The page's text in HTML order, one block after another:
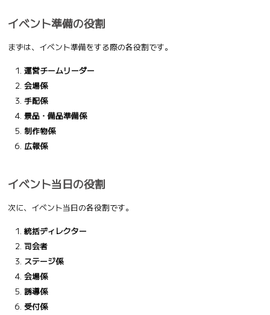
イベント準備の役割
まずは、イベント準備をする際の各役割です。
運営チームリーダー
会場係
手配係
景品・備品準備係
制作物係
広報係
イベント当日の役割
次に、イベント当日の各役割です。
統括ディレクター
司会者
ステージ係
会場係
誘導係
受付係